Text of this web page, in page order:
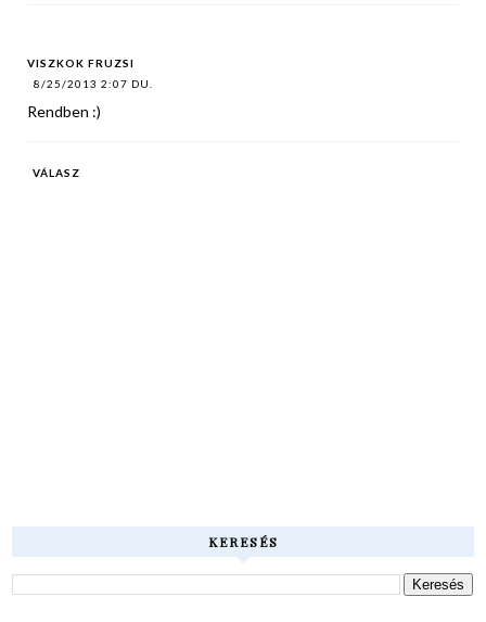
VISZKOK FRUZSI
8/25/2013 2:07 DU.
Rendben :)
VÁLASZ
KERESÉS